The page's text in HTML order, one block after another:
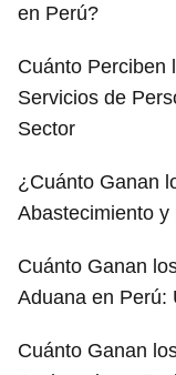
en Perú?
Cuánto Perciben
Servicios de
Sector
¿Cuánto Ganan
Abastecimiento
Cuánto Ganan
Aduana en Perú:
Cuánto Ganan